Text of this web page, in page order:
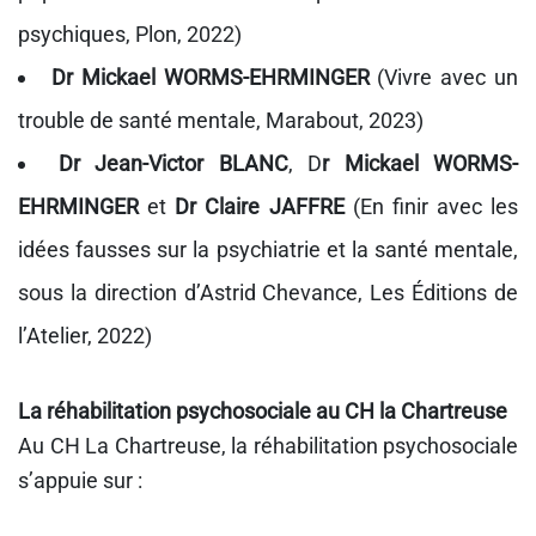
psychiques, Plon, 2022)
Dr Mickael WORMS-EHRMINGER(Vivre avec un
trouble de santé mentale, Marabout, 2023)
Dr Jean-Victor BLANC, Dr Mickael WORMS-
EHRMINGER et Dr Claire JAFFRE(En finir avec les
idées fausses sur la psychiatrie et la santé mentale,
sous la direction d’Astrid Chevance, Les Éditions de
l’Atelier, 2022)
La réhabilitation psychosociale au CH la Chartreuse
Au CH La Chartreuse, la réhabilitation psychosociale
s’appuie sur :